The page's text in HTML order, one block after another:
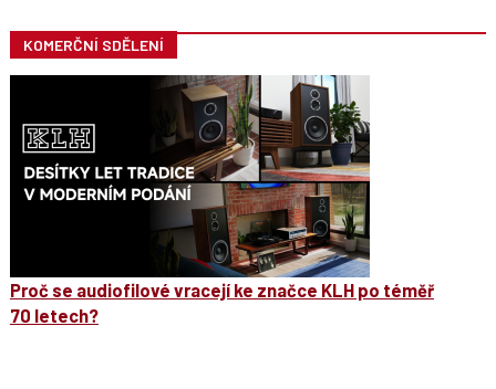
KOMERČNÍ SDĚLENÍ
Proč se audiofilové vracejí ke značce KLH po téměř
70 letech?